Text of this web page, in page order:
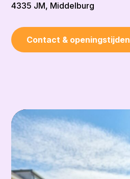
4335 JM, Middelburg
Contact & openingstijden